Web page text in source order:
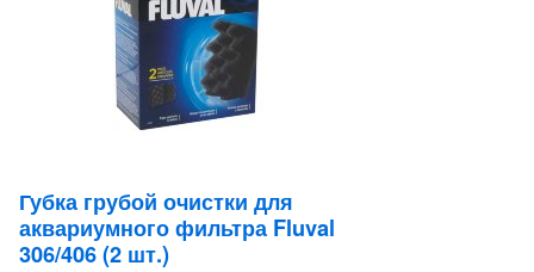
Губка грубой очистки для
аквариумного фильтра Fluval
306/406 (2 шт.)